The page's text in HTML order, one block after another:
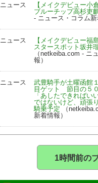
ニュース
【メイクデビュー小
ブルーチップ高杉吏
- ニュース・コラム新
ニュース
【メイクデビュー福
スタースポット坂井
（netkeiba.com - ニ
報）
ニュース
武豊騎手が土曜函館
目ゲット 節目の５
「あしたできればい
ではないけど、頑張
騎乗予定 （
新着情報）
1時間前の